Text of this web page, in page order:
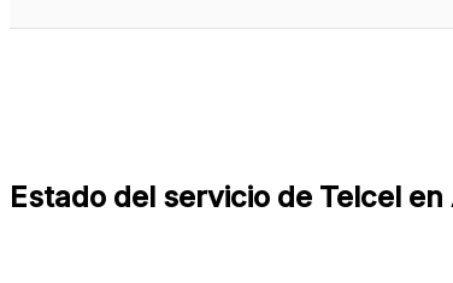
Estado del servicio de Telcel